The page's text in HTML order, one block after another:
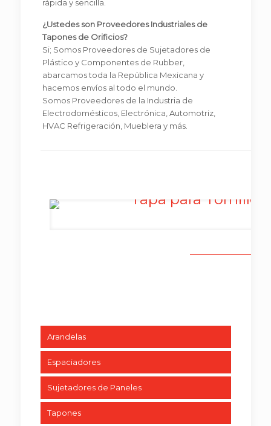
rápida y sencilla.
¿Ustedes son Proveedores Industriales de
Tapones de Orificios?
Si; Somos Proveedores de Sujetadores de
Plástico y Componentes de Rubber,
abarcamos toda la República Mexicana y
hacemos envíos al todo el mundo.
Somos Proveedores de la Industria de
Electrodomésticos, Electrónica, Automotriz,
HVAC Refrigeración, Mueblera y más.
Arandelas
Espaciadores
Sujetadores de Paneles
Tapones